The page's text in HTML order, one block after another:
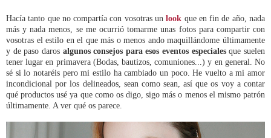
Hacía tanto que no compartía con vosotras unlook que en fin de año, nada
más y nada menos, se me ocurrió tomarme unas fotos para compartir con
vosotras el estilo en el que más o menos ando maquillándome últimamente
y de paso daros algunos consejos para esos eventos especialesque suelen
tener lugar en primavera (Bodas, bautizos, comuniones...) y en general. No
sé si lo notaréis pero mi estilo ha cambiado un poco. He vuelto a mi amor
incondicional por los delineados, sean como sean, así que os voy a contar
qué productos usé ya que como os digo, sigo más o menos el mismo patrón
últimamente. A ver qué os parece.